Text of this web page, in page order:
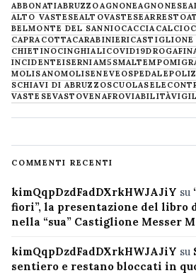
ABBONATIABRUZZOAGNONEAGNONESE
ALTO VASTESEALTOVASTESEARRESTO
BELMONTE DEL SANNIOCACCIACALCIO
CAPRACOTTACARABINIERICASTIGLIONE
CHIETINOCINGHIALICOVID19DROGA
INCIDENTEISERNIAM5SMALTEMPO
MOLISANOMOLISENEVE OSPEDALE
SCHIAVI DI ABRUZZOSCUOLA
VASTESEVASTOVENAFROVIABILITÀ
COMMENTI RECENTI
kimQqpDzdFadDXrkHWJAJiY su
fiori”, la presentazione del libro
nella “sua” Castiglione Messer
kimQqpDzdFadDXrkHWJAJiY su
sentiero e restano bloccati in